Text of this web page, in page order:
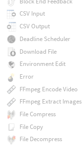
CSV Input
CSV Output
Deadline Scheduler
Download File
Environment Edit
Error
FFmpeg Encode Video
FFmpeg Extract Images
File Compress
File Copy
File Decompress